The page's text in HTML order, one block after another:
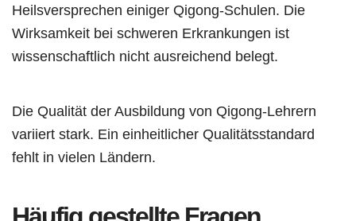
Heilsversprechen einiger Qigong-Schulen. Die
Wirksamkeit bei schweren Erkrankungen ist
wissenschaftlich nicht ausreichend belegt.
Die Qualität der Ausbildung von Qigong-Lehrern
variiert stark. Ein einheitlicher Qualitätsstandard
fehlt in vielen Ländern.